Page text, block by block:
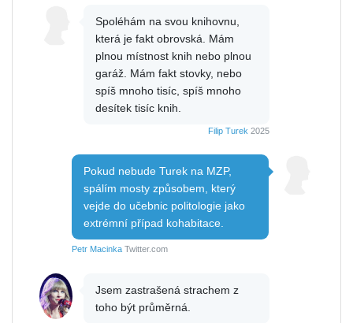
Spoléhám na svou knihovnu,
která je fakt obrovská. Mám
plnou místnost knih nebo plnou
garáž. Mám fakt stovky, nebo
spíš mnoho tisíc, spíš mnoho
desítek tisíc knih.
Filip Turek 2025
Pokud nebude Turek na MZP,
spálím mosty způsobem, který
vejde do učebnic politologie jako
extrémní případ kohabitace.
Petr Macinka Twitter.com
Jsem zastrašená strachem z
toho být průměrná.